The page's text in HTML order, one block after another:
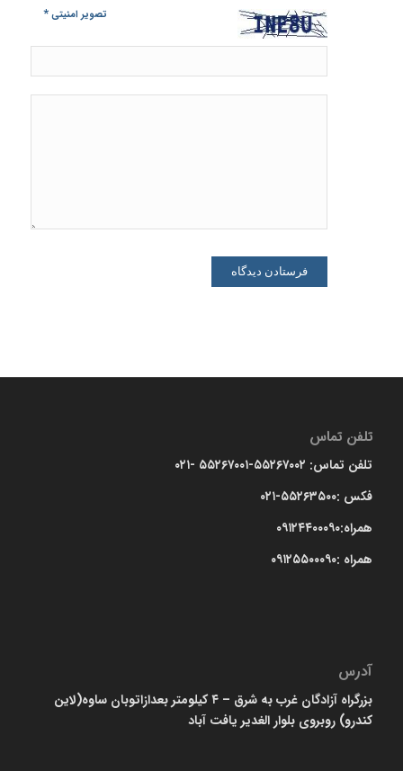
تصویر امنیتی*
تلفن تماس
تلفن تماس: ۵۵۲۶۷۰۰۲-۵۵۲۶۷۰۰۱ -۰۲۱
فکس :۵۵۲۶۳۵۰۰-۰۲۱
همراه:۰۹۱۲۴۴۰۰۰۹۰
همراه :۰۹۱۲۵۵۰۰۰۹۰
آدرس
بزرگراه آزادگان غرب به شرق – ۴ کیلومتر بعدازاتوبان ساوه(لاین
کندرو) روبروی بلوار الغدیر یافت آباد